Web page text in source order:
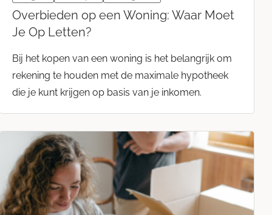
Overbieden op een Woning: Waar Moet
Je Op Letten?
Bij het kopen van een woning is het belangrijk om
rekening te houden met de maximale hypotheek
die je kunt krijgen op basis van je inkomen.